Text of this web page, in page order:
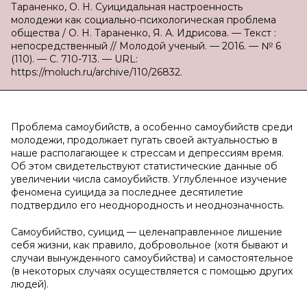
Тараненко, О. Н. Суицидальная настроенность
молодежи как социально-психологическая проблема
общества / О. Н. Тараненко, Я. А. Идрисова. — Текст :
непосредственный // Молодой ученый. — 2016. — № 6
(110). — С. 710-713. — URL:
https://moluch.ru/archive/110/26832.
Проблема самоубийств, а особенно самоубийств среди
молодежи, продолжает пугать своей актуальностью в
наше располагающее к стрессам и депрессиям время.
Об этом свидетельствуют статистические данные об
увеличении числа самоубийств. Углубленное изучение
феномена суицида за последнее десятилетие
подтвердило его неоднородность и неоднозначность.
Самоубийство, суицид — целенаправленное лишение
себя жизни, как правило, добровольное (хотя бывают и
случаи вынужденного самоубийства) и самостоятельное
(в некоторых случаях осуществляется с помощью других
людей).